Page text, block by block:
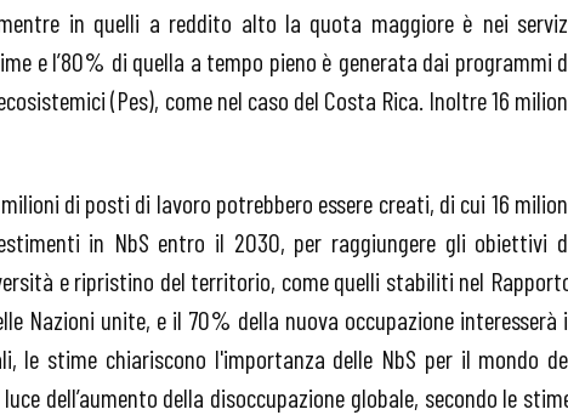
in quelli a reddito alto la quota maggiore è nei
e l’80% di quella a tempo pieno è generata dai programmi
(Pes), come nel caso del Costa Rica. Inoltre 16
di posti di lavoro potrebbero essere creati, di cui 16
in NbS entro il 2030, per raggiungere gli obiettivi
e ripristino del territorio, come quelli stabiliti nel
Nazioni unite, e il 70% della nuova occupazione interesserà
le stime chiariscono l'importanza delle NbS per il mondo
dell’aumento della disoccupazione globale, secondo le